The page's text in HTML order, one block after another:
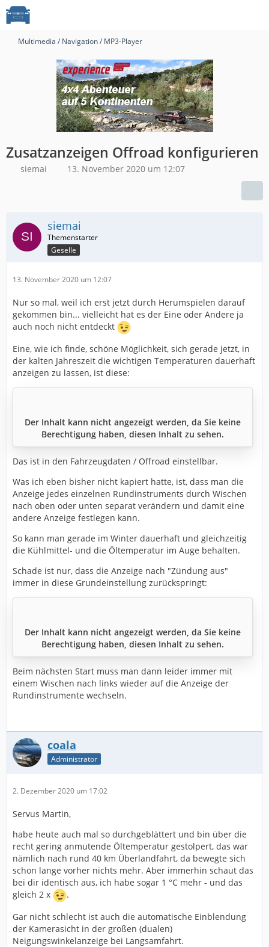
Multimedia / Navigation / MP3-Player
Zusatzanzeigen Offroad konfigurieren
siemai 13. November 2020 um 12:07
siemai
Geselle
13. November 2020 um 12:07
Nur so mal, weil ich erst jetzt durch Herumspielen darauf
gekommen bin... vielleicht hat es der Eine oder Andere ja
auch noch nicht entdeckt
Eine, wie ich finde, schöne Möglichkeit, sich gerade jetzt, in
der kalten Jahreszeit die wichtigen Temperaturen dauerhaft
anzeigen zu lassen, ist diese:
Der Inhalt kann nicht angezeigt werden, da Sie keine
Berechtigung haben, diesen Inhalt zu sehen.
Das ist in den Fahrzeugdaten / Offroad einstellbar.
Was ich eben bisher nicht kapiert hatte, ist, dass man die
Anzeige jedes einzelnen Rundinstruments durch Wischen
nach oben oder unten separat verändern und damit eine
andere Anzeige festlegen kann.
So kann man gerade im Winter dauerhaft und gleichzeitig
die Kühlmittel- und die Öltemperatur im Auge behalten.
Schade ist nur, dass die Anzeige nach "Zündung aus"
immer in diese Grundeinstellung zurückspringt:
Der Inhalt kann nicht angezeigt werden, da Sie keine
Berechtigung haben, diesen Inhalt zu sehen.
Beim nächsten Start muss man dann leider immer mit
einem Wischen nach links wieder auf die Anzeige der
Rundinstrumente wechseln.
coala
Administrator
2. Dezember 2020 um 17:02
Servus Martin,
habe heute auch mal so durchgeblättert und bin über die
recht gering anmutende Öltemperatur gestolpert, das war
nämlich nach rund 40 km Überlandfahrt, da bewegte sich
schon lange vorher nichts mehr. Aber immerhin schaut das
bei dir identisch aus, ich habe sogar 1 °C mehr - und das
gleich 2 x
.
Gar nicht schlecht ist auch die automatische Einblendung
der Kamerasicht in der großen (dualen)
Neigungswinkelanzeige bei Langsamfahrt.